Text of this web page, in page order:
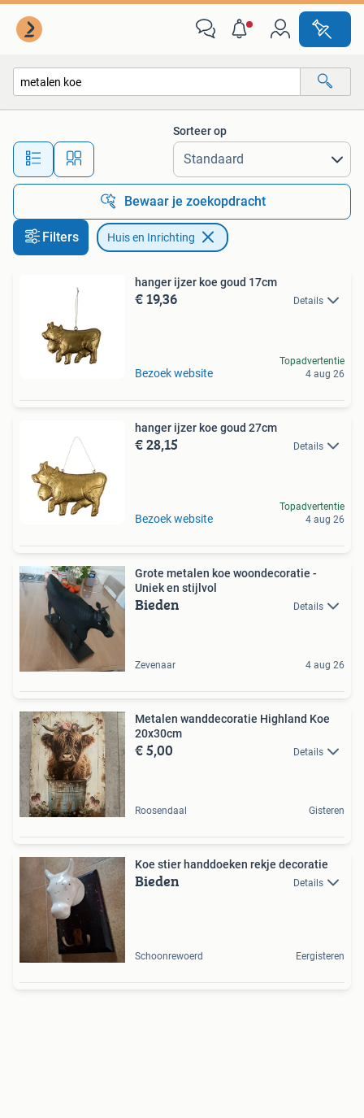
Alle afstanden…
Sorteer op
Bewaar je zoekopdracht
Filters Huis en Inrichting
hanger ijzer koe goud 17cm
€ 19,36 Details
Bezoek website
Topadvertentie
4 aug 26
hanger ijzer koe goud 27cm
€ 28,15 Details
Bezoek website
Topadvertentie
4 aug 26
Grote metalen koe woondecoratie -
Uniek en stijlvol
Bieden Details
Zevenaar 4 aug 26
Metalen wanddecoratie Highland Koe
20x30cm
€ 5,00 Details
Roosendaal Gisteren
Koe stier handdoeken rekje decoratie
Bieden Details
Schoonrewoerd Eergisteren